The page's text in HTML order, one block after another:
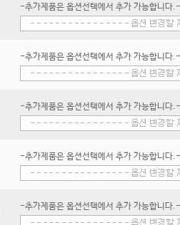
-추가제품은 옵션선택에서 추가 가능합니다.-
-추가제품은 옵션선택에서 추가 가능합니다.-
-추가제품은 옵션선택에서 추가 가능합니다.-
-추가제품은 옵션선택에서 추가 가능합니다.-
-추가제품은 옵션선택에서 추가 가능합니다.-